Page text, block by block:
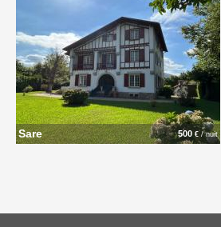
Sare 500 €/ nuit